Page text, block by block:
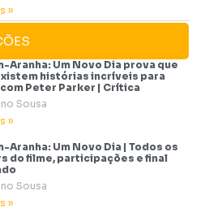
»
Aranha: Um Novo Dia prova que
histórias incríveis para
Peter Parker | Crítica
Sousa
»
Aranha: Um Novo Dia | Todos os
do filme, participações e final
Sousa
»